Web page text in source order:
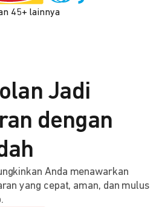
45+ lainnya
Jadi
dengan
Anda menawarkan
yang cepat, aman, dan mulus